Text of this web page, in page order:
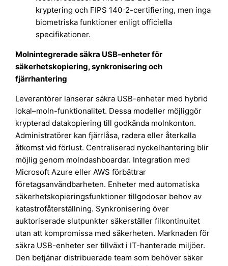
kryptering och FIPS 140-2-certifiering, men inga
biometriska funktioner enligt officiella
specifikationer.
Molnintegrerade säkra USB-enheter för
säkerhetskopiering, synkronisering och
fjärrhantering
Leverantörer lanserar säkra USB-enheter med hybrid
lokal–moln-funktionalitet. Dessa modeller möjliggör
krypterad datakopiering till godkända molnkonton.
Administratörer kan fjärrlåsa, radera eller återkalla
åtkomst vid förlust. Centraliserad nyckelhantering blir
möjlig genom molndashboardar. Integration med
Microsoft Azure eller AWS förbättrar
företagsanvändbarheten. Enheter med automatiska
säkerhetskopieringsfunktioner tillgodoser behov av
katastrofåterställning. Synkronisering över
auktoriserade slutpunkter säkerställer filkontinuitet
utan att kompromissa med säkerheten. Marknaden för
säkra USB-enheter ser tillväxt i IT-hanterade miljöer.
Den betjänar distribuerade team som behöver säker